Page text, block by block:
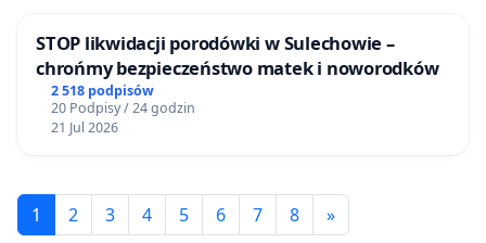
STOP likwidacji porodówki w Sulechowie –
chrońmy bezpieczeństwo matek i noworodków
2 518 podpisów
20 Podpisy / 24 godzin
21 Jul 2026
1 2 3 4 5 6 7 8 »